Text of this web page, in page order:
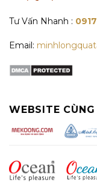
Tư Vấn Nhanh :
Email:
WEBSITE